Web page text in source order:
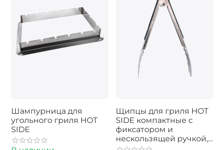
Шампурница для
угольного гриля HOT
SIDE
Щипцы для гриля HOT
SIDE компактные с
фиксатором и
нескользящей ручкой,
23 см